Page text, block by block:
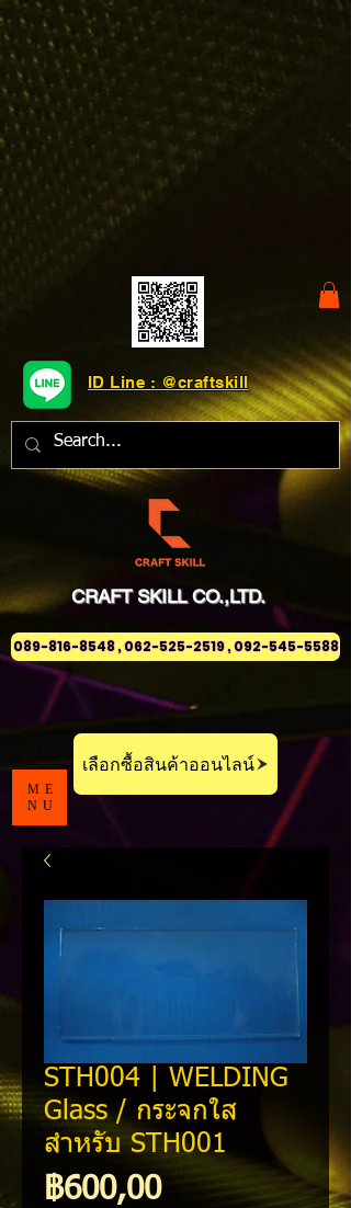
CRAFT SKILL CO.,LTD.
ID Line : @craftskill
089-816-8548 , 062-525-2519 , 092-545-5588
เลือกซื้อสินค้าออนไลน์
ME
NU
STH004 | WELDING
Glass / กระจกใส
สำหรับ STH001
฿600,00Price